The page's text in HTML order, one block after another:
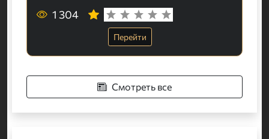
1 304
Перейти
Смотреть все